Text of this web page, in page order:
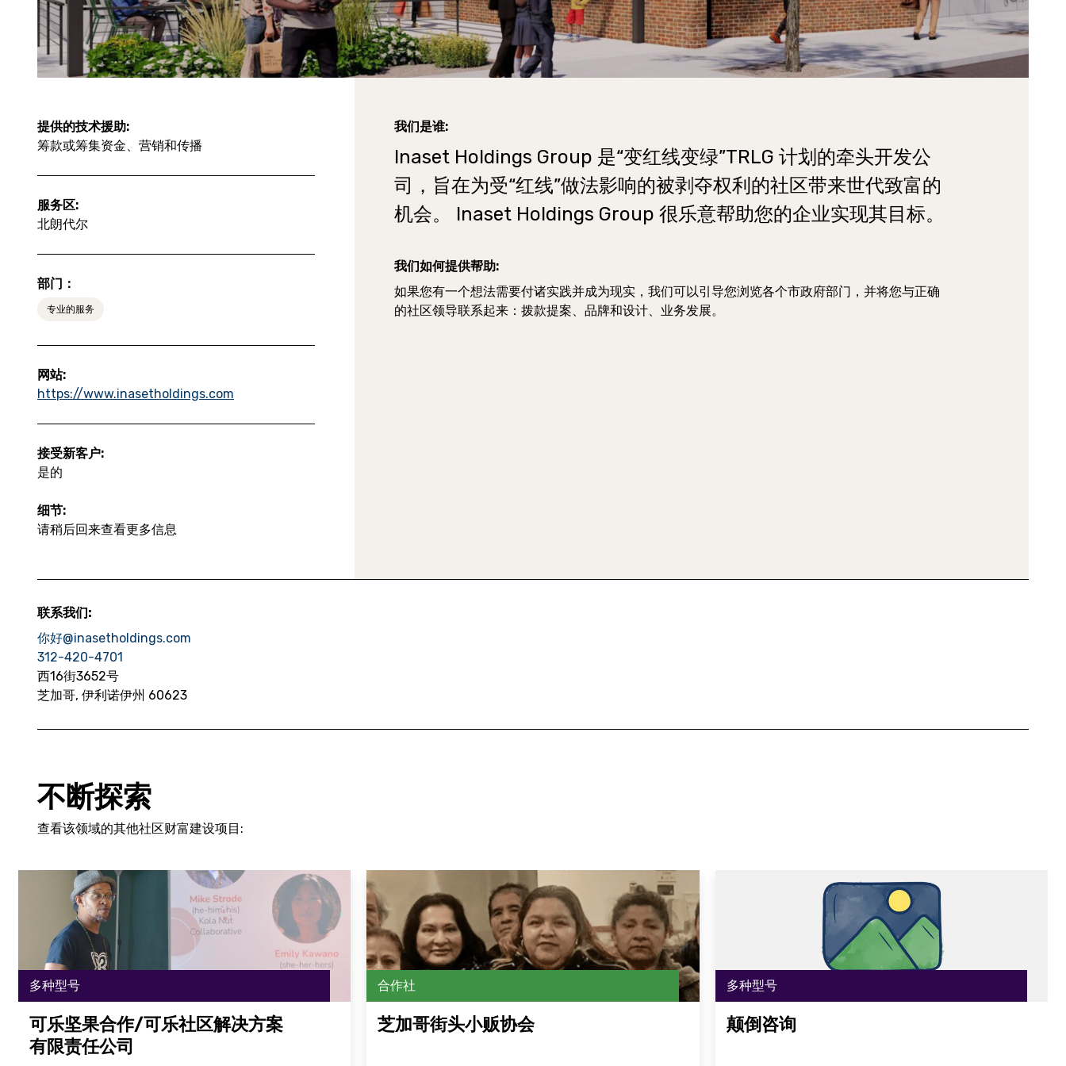
提供的技术援助:
筹款或筹集资金、营销和传播
服务区:
北朗代尔
部门：
专业的服务
网站:
https://www.inasetholdings.com
接受新客户:
是的
细节:
请稍后回来查看更多信息
我们是谁:
Inaset Holdings Group 是“变红线变绿”TRLG 计划的牵头开发公
司，旨在为受“红线”做法影响的被剥夺权利的社区带来世代致富的
机会。 Inaset Holdings Group 很乐意帮助您的企业实现其目标。
我们如何提供帮助:
如果您有一个想法需要付诸实践并成为现实，我们可以引导您浏览各个市政府部门，并将您与正确
的社区领导联系起来：拨款提案、品牌和设计、业务发展。
联系我们:
你好@inasetholdings.com
312-420-4701
西16街3652号
芝加哥, 伊利诺伊州 60623
不断探索
查看该领域的其他社区财富建设项目:
多种型号
可乐坚果合作/可乐社区解决方案
有限责任公司
合作社
芝加哥街头小贩协会
多种型号
颠倒咨询